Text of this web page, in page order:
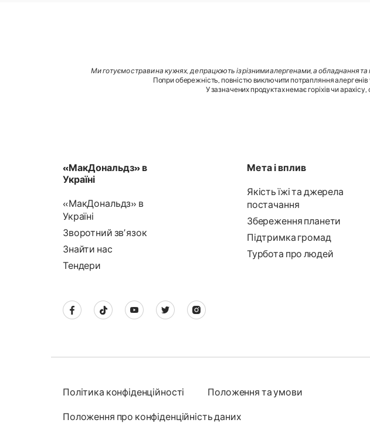
Ми готуємо страви на кухнях, де працюють із різними алергенами, а обладнання
Попри обережність, повністю виключити потрапляння
У зазначених продуктах немає горіхів чи
«МакДональдз» в
Україні
«МакДональдз» в
Україні
Зворотний звʼязок
Знайти нас
Тендери
Мета і вплив
Якість їжі та джерела
постачання
Збереження планети
Підтримка громад
Турбота про людей
Політика конфіденційності Положення та умови
Положення про конфіденційність даних